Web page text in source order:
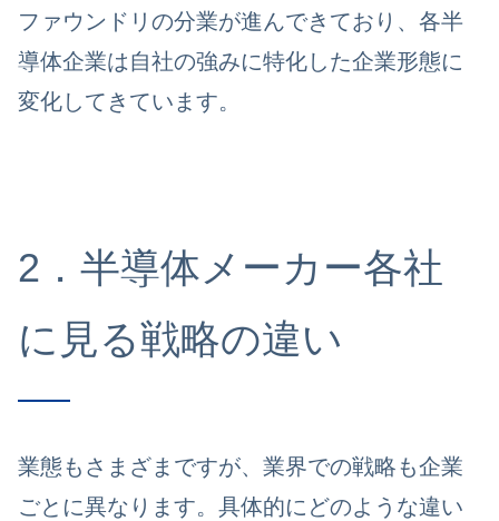
ファウンドリの分業が進んできており、 各半
導体企業は自社の強みに特化した企業形態に
変化してきています。
2．半導体メーカー各社
に見る戦略の違い
業態もさまざまですが、業界での戦略も企業
ごとに異なります。具体的にどのような違い